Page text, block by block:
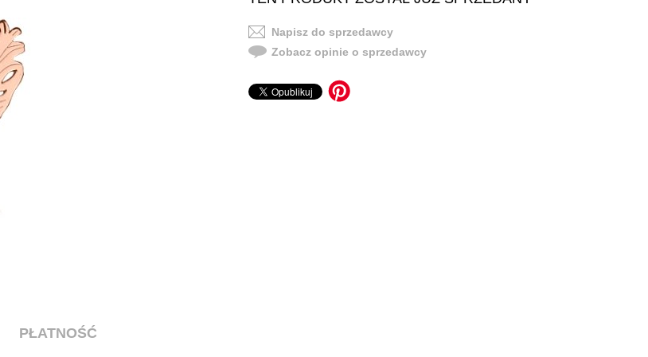
Napisz do sprzedawcy
Zobacz opinie o sprzedawcy
PŁATNOŚĆ